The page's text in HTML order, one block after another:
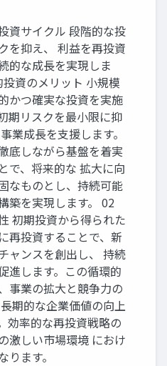
資サイクル 段階的な投
を抑え、 利益を再投資
的な成長を実現しま
投資のメリット 小規模
かつ確実な投資を実施
期リスクを最小限に抑
業成長を支援します。
底しながら基盤を着実
で、将来的な 拡大に向
なものとし、持続可能
築を実現します。 02
初期投資から得られた
再投資することで、新
ャンスを創出し、 持続
進します。この循環的
事業の拡大と競争力の
期的な企業価値の向上
効率的な再投資戦略の
激しい市場環境 におけ
ります。